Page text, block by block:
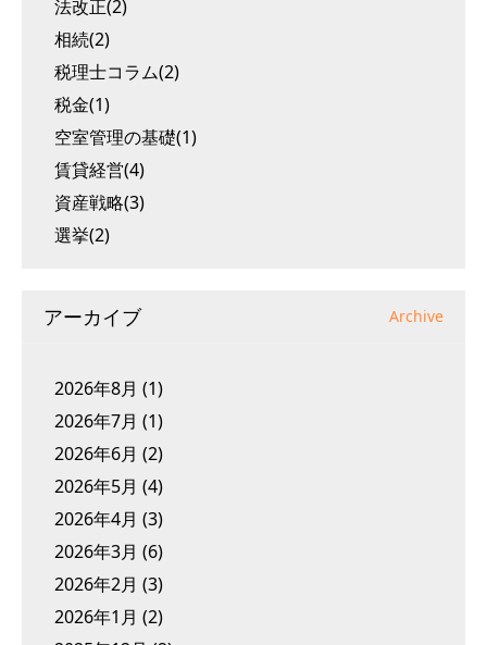
法改正(2)
相続(2)
税理士コラム(2)
税金(1)
空室管理の基礎(1)
賃貸経営(4)
資産戦略(3)
選挙(2)
アーカイブ Archive
2026年8月 (1)
2026年7月 (1)
2026年6月 (2)
2026年5月 (4)
2026年4月 (3)
2026年3月 (6)
2026年2月 (3)
2026年1月 (2)